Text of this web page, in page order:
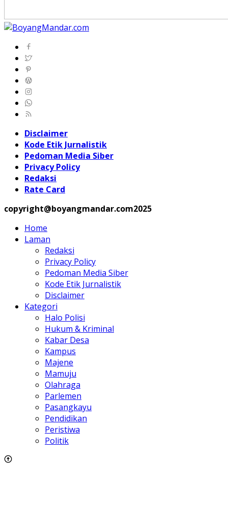
Disclaimer
Kode Etik Jurnalistik
Pedoman Media Siber
Privacy Policy
Redaksi
Rate Card
copyright@boyangmandar.com2025
Home
Laman
Redaksi
Privacy Policy
Pedoman Media Siber
Kode Etik Jurnalistik
Disclaimer
Kategori
Halo Polisi
Hukum & Kriminal
Kabar Desa
Kampus
Majene
Mamuju
Olahraga
Parlemen
Pasangkayu
Pendidikan
Peristiwa
Politik